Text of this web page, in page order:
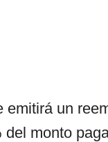
un
monto